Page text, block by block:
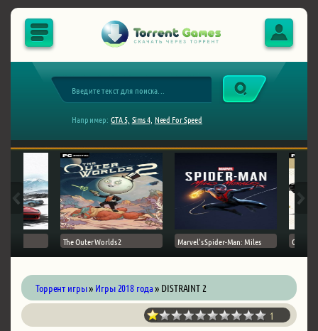
Например: GTA 5, Sims 4, Need For Speed
The Outer Worlds 2 Marvel's Spider-Man: Miles Ghost
Торрент игры» Игры 2018 года» DISTRAINT 2
1